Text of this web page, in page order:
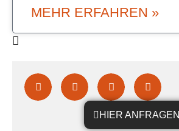
MEHR ERFAHREN »
HIER ANFRAGEN